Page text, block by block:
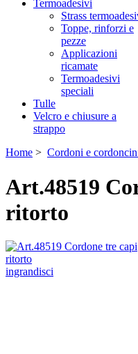
Termoadesivi
Strass
Toppe, rinforzi e
pezze
Applicazioni
ricamate
Termoadesivi
speciali
Tulle
Velcro e chiusure a
strappo
Home > Cordoni e
Art.48519
ritorto
ingrandisci